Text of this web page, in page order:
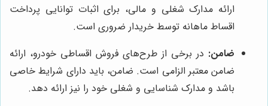
ارائه مدارک شغلی و مالی، برای اثبات توانایی پرداخت
اقساط ماهانه توسط خریدار ضروری است.
ضامن: در برخی از طرح‌های فروش اقساطی خودرو، ارائه
ضامن معتبر الزامی است. ضامن، باید دارای شرایط خاصی
باشد و مدارک شناسایی و شغلی خود را نیز ارائه دهد.